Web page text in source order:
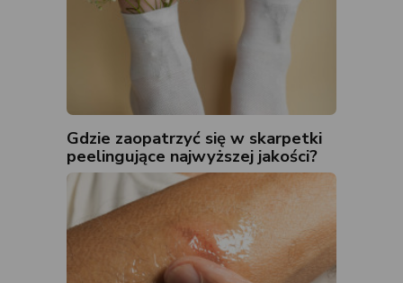
Gdzie zaopatrzyć się w skarpetki
peelingujące najwyższej jakości?